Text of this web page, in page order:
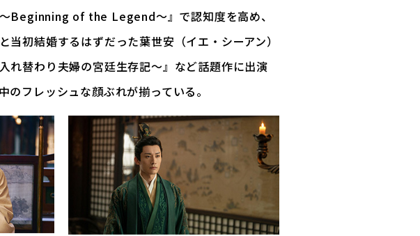
Beginning of the Legend～』で認知度を高め、
初結婚するはずだった葉世安（イエ・シーアン）
れ替わり夫婦の宮廷生存記～』など話題作に出演
フレッシュな顔ぶれが揃っている。